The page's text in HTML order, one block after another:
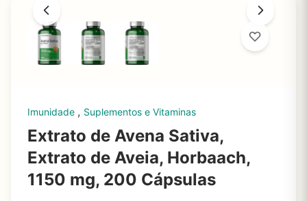
Imunidade , Suplementos e Vitaminas
Extrato de Avena Sativa,
Extrato de Aveia, Horbaach,
1150 mg, 200 Cápsulas